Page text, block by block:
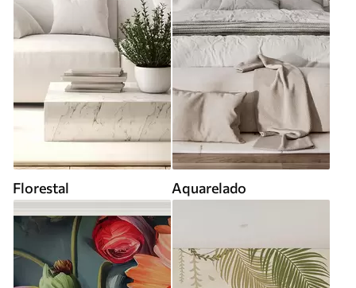
Florestal Aquarelado